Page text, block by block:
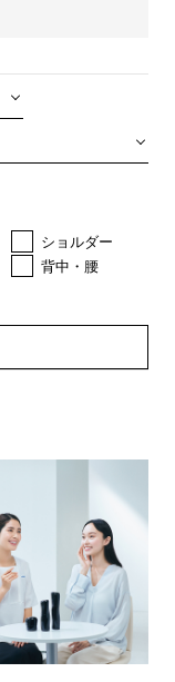
ショルダー
背中・腰